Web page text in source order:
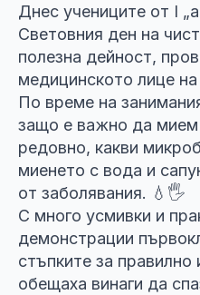
Днес учениците от I
Световния ден на
полезна дейност,
медицинското лице на
По време на
защо е важно да мием
редовно, какви
миенето с вода и
от заболявания. 💧🖐️
С много усмивки и
демонстрации
стъпките за
обещаха винаги да